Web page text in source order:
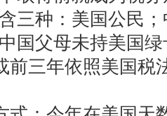
三种：美国公民
国父母未持美国
前三年依照美国税